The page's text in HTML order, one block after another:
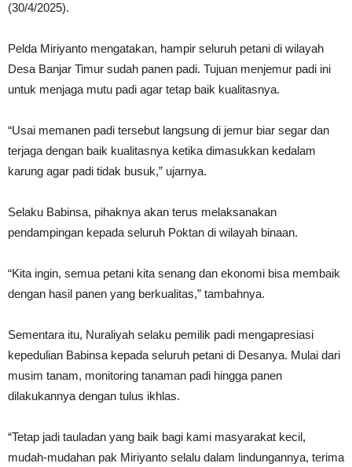
(30/4/2025).
Pelda Miriyanto mengatakan, hampir seluruh petani di wilayah
Desa Banjar Timur sudah panen padi. Tujuan menjemur padi ini
untuk menjaga mutu padi agar tetap baik kualitasnya.
“Usai memanen padi tersebut langsung di jemur biar segar dan
terjaga dengan baik kualitasnya ketika dimasukkan kedalam
karung agar padi tidak busuk,” ujarnya.
Selaku Babinsa, pihaknya akan terus melaksanakan
pendampingan kepada seluruh Poktan di wilayah binaan.
“Kita ingin, semua petani kita senang dan ekonomi bisa membaik
dengan hasil panen yang berkualitas,” tambahnya.
Sementara itu, Nuraliyah selaku pemilik padi mengapresiasi
kepedulian Babinsa kepada seluruh petani di Desanya. Mulai dari
musim tanam, monitoring tanaman padi hingga panen
dilakukannya dengan tulus ikhlas.
“Tetap jadi tauladan yang baik bagi kami masyarakat kecil,
mudah-mudahan pak Miriyanto selalu dalam lindungannya, terima